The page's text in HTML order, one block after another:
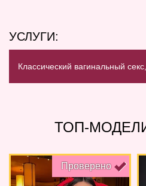
УСЛУГИ:
Классический вагинальный секс,
ТОП-
Проверено